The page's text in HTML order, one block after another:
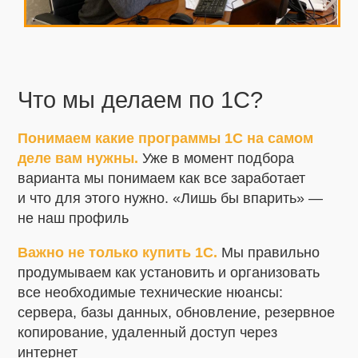
необходимые бизнес-процессы для работы
персонала, делая его полностью мобильным.
Встроенная возможность нанесения готовых
этикеток на маркируемые товары. Печать этикеток
производится с помощью мобильного или
стационарного принтера (это может быть как
специальный принтер этикеток, так и обычный
офисный). Вам остается только оклеить ими
товар.
5.Платформа и разработка
На платформе Mobile SMARTS создаются все
коробочные продукты «Клеверенс». Единая
программная платформа обеспечивает
разработку, внедрение, собственно работу и
Что мы делаем по 1С?
Понимаем какие программы 1С на самом
деле вам нужны. Уже в момент подбора
варианта мы понимаем как все заработает
и что для этого нужно. «Лишь бы впарить» —
не наш профиль
Важно не только купить 1С. Мы правильно
продумываем как установить и организовать
все необходимые технические нюансы:
сервера, базы данных, обновление, резервное
копирование, удаленный доступ через
интернет